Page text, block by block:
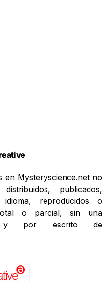
en Mysteryscience.net no
publicados,
reproducidos o
o parcial, sin una
y por escrito de